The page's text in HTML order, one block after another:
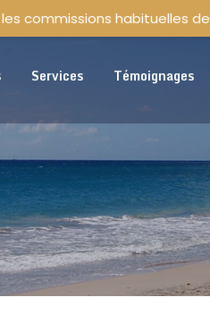
Services Témoignages
les commissions habituelles